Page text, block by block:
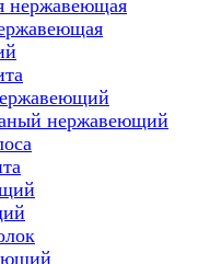
нержавеющая
нержавеющий